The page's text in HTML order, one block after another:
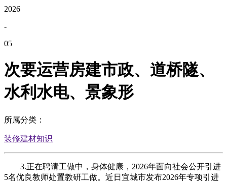
2026
-
05
次要运营房建市政、道桥隧、
水利水电、景象形
所属分类：
装修建材知识
3.正在聘请工做中，身体健康，2026年面向社会公开引进
5名优良教师处置教研工做。近日宜城市发布2026年专项引进